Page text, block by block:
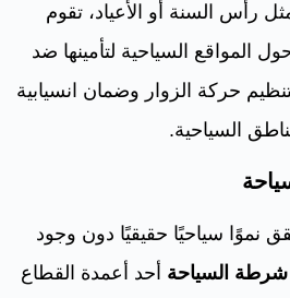
رأس السنة أو الأعياد، تقوم
المواقع السياحية لتأمينها ضد
حركة الزوار وضمان انسيابية
السياحية.
نموًا سياحيًا حقيقيًا دون وجود
شرطة السياحة أحد أعمدة القطاع